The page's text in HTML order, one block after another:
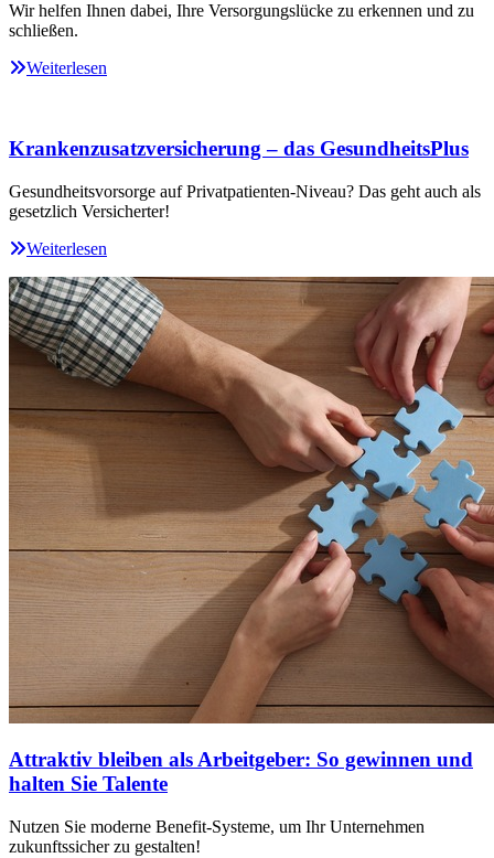
Wir helfen Ihnen dabei, Ihre Versorgungslücke zu erkennen und zu
schließen.
Weiterlesen
Krankenzusatzversicherung – das GesundheitsPlus
Gesundheitsvorsorge auf Privatpatienten-Niveau? Das geht auch als
gesetzlich Versicherter!
Weiterlesen
Attraktiv bleiben als Arbeitgeber: So gewinnen und
halten Sie Talente
Nutzen Sie moderne Benefit-Systeme, um Ihr Unternehmen
zukunftssicher zu gestalten!